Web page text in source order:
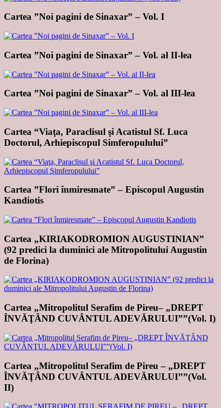
Cartea ”Noi pagini de Sinaxar” – Vol. I
Cartea ”Noi pagini de Sinaxar” – Vol. al II-lea
Cartea ”Noi pagini de Sinaxar” – Vol. al III-lea
Cartea “Viaţa, Paraclisul şi Acatistul Sf. Luca
Doctorul, Arhiepiscopul Simferopulului”
Cartea ”Flori înmiresmate” – Episcopul Augustin
Kandiotis
Cartea „KIRIAKODROMION AUGUSTINIAN”
(92 predici la duminici ale Mitropolitului Augustin
de Florina)
Cartea „Mitropolitul Serafim de Pireu– „DREPT
ÎNVĂŢÂND CUVÂNTUL ADEVĂRULUI””(Vol. I)
Cartea „Mitropolitul Serafim de Pireu – „DREPT
ÎNVĂŢÂND CUVÂNTUL ADEVĂRULUI””(Vol.
II)